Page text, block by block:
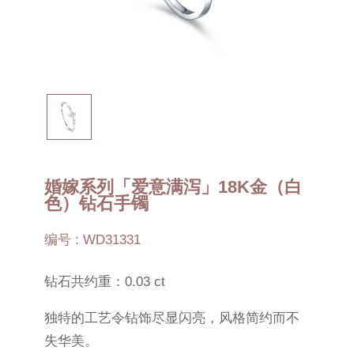
婚嫁系列「爱意满泻」18K金（白
色）钻石手镯
编号 : WD31331
钻石共约重：0.03 ct
独特的工艺令钻饰尽显闪亮，风格简约而不
失华美。